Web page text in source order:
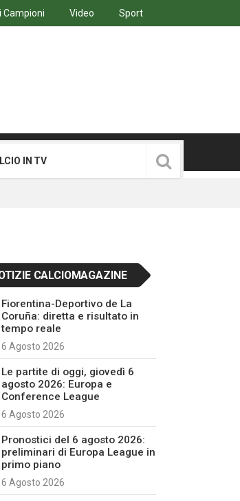
Campioni Video Sport
IN TV
CALCIOMAGAZINE
Fiorentina-Deportivo de La
Coruña: diretta e risultato in
tempo reale
6 Agosto 2026
Le partite di oggi, giovedì 6
agosto 2026: Europa e
Conference League
6 Agosto 2026
Pronostici del 6 agosto 2026:
preliminari di Europa League in
primo piano
6 Agosto 2026